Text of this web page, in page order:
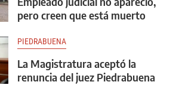
pero creen que está muerto
PIEDRABUENA
La Magistratura aceptó la
renuncia del juez Piedrabuena